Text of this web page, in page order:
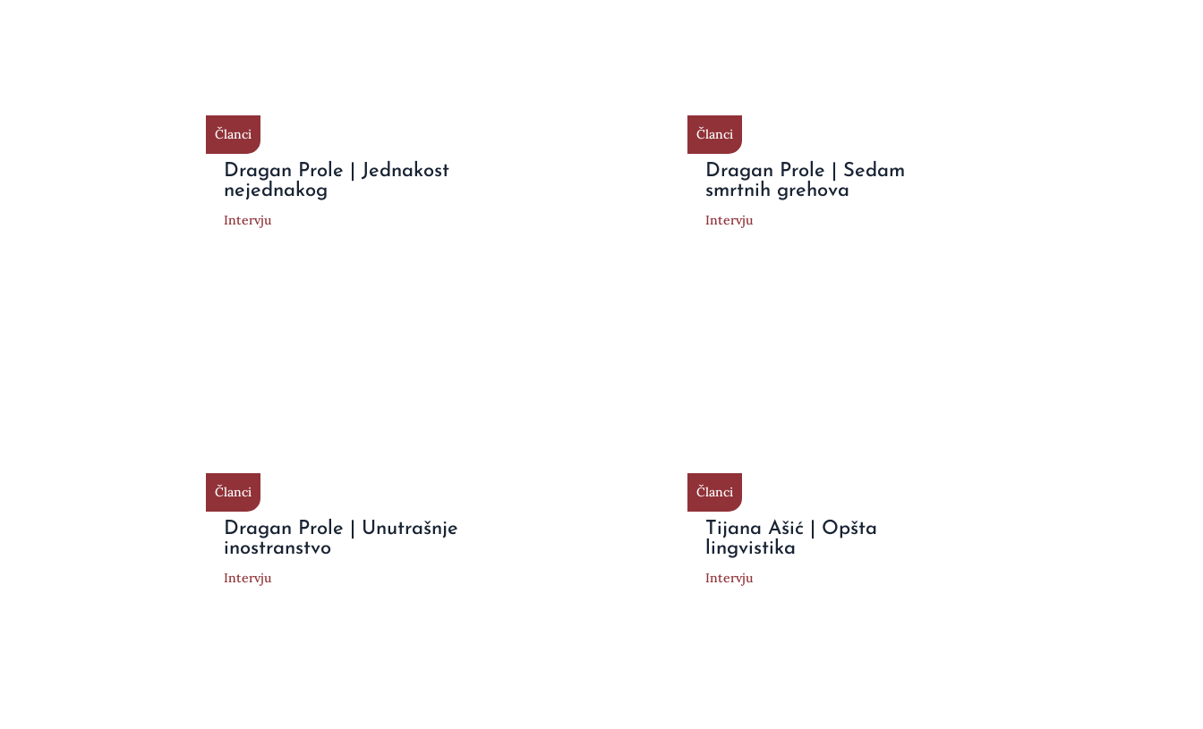
Članci
Dragan Prole | Jednakost
nejednakog
Intervju
Članci
Dragan Prole | Sedam
smrtnih grehova
Intervju
Članci
Dragan Prole | Unutrašnje
inostranstvo
Intervju
Članci
Tijana Ašić | Opšta
lingvistika
Intervju